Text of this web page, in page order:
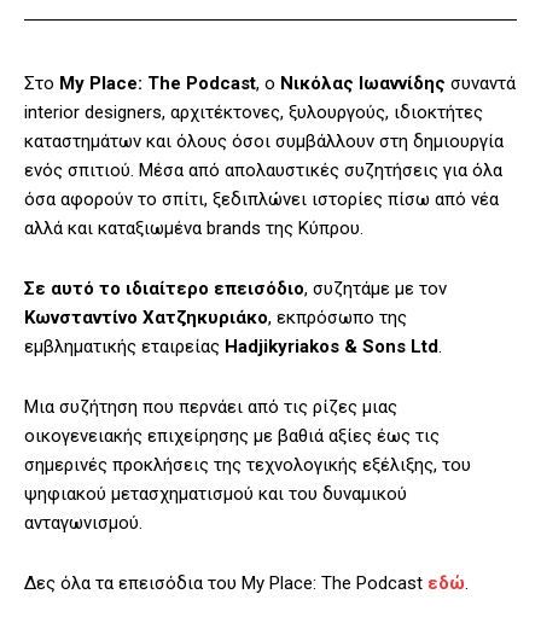
Στο My Place: The Podcast, o Νικόλας Ιωαννίδης συναντά
interior designers, αρχιτέκτονες, ξυλουργούς, ιδιοκτήτες
καταστημάτων και όλους όσοι συμβάλλουν στη δημιουργία
ενός σπιτιού. Μέσα από απολαυστικές συζητήσεις για όλα
όσα αφορούν το σπίτι, ξεδιπλώνει ιστορίες πίσω από νέα
αλλά και καταξιωμένα brands της Κύπρου.
Σε αυτό το ιδιαίτερο επεισόδιο, συζητάμε με τον
Κωνσταντίνο Χατζηκυριάκο, εκπρόσωπο της
εμβληματικής εταιρείας Hadjikyriakos & Sons Ltd.
Μια συζήτηση που περνάει από τις ρίζες μιας
οικογενειακής επιχείρησης με βαθιά αξίες έως τις
σημερινές προκλήσεις της τεχνολογικής εξέλιξης, του
ψηφιακού μετασχηματισμού και του δυναμικού
ανταγωνισμού.
Δες όλα τα επεισόδια του My Place: The Podcast εδώ.